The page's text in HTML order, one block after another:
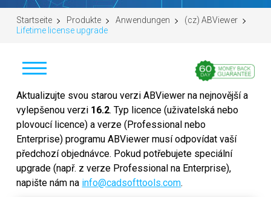
Startseite Produkte Anwendungen
(cz) ABViewer
Lifetime license upgrade
Stáhnout
Koupit
Položit otázku
Snímky obrazovky
Aktualizujte svou starou verzi ABViewer na nejnovější a
vylepšenou verzi 16.2. Typ licence (uživatelská nebo
plovoucí licence) a verze (Professional nebo
Enterprise) programu ABViewer musí odpovídat vaší
předchozí objednávce. Pokud potřebujete speciální
upgrade (např. z verze Professional na Enterprise),
napište nám na info@cadsofttools.com.